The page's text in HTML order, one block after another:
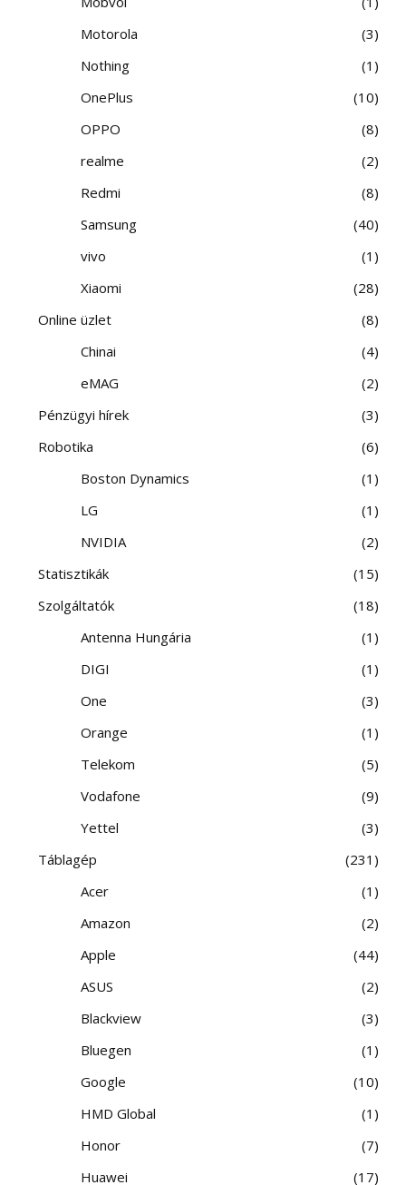
Motorola
3
Nothing
1
OnePlus
10
OPPO
8
realme
2
Redmi
8
Samsung
40
vivo
1
Xiaomi
28
Online üzlet
8
Chinai
4
eMAG
2
Pénzügyi hírek
3
Robotika
6
Boston Dynamics
1
LG
1
NVIDIA
2
Statisztikák
15
Szolgáltatók
18
Antenna Hungária
1
DIGI
1
One
3
Orange
1
Telekom
5
Vodafone
9
Yettel
3
Táblagép
231
Acer
1
Amazon
2
Apple
44
ASUS
2
Blackview
3
Bluegen
1
Google
10
HMD Global
1
Honor
7
Huawei
17